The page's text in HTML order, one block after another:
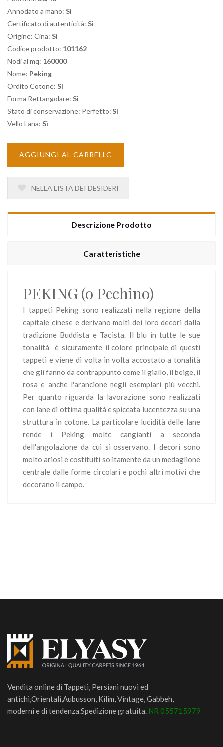
Annodato a mano: Sì
Certificato di autenticità: Sì
Origine: Cina: Sì
Codice prodotto: 101162
Nodi al mq: 160000
Nome: Peking
Ordito Cotone: Sì
Forma Rettangolare: Sì
Stato di conservazione: Perfetto: Sì
Vello Lana: Sì
AGGIUNGI AL CARRELLO
NELLA LISTA DEI DESIDERI
Descrizione Prodotto
Caratteristiche
PEKING (o Pechino)
I tappeti Peking sono realizzati nella regione della
capitale cinese e derivano molti dei loro decori dalla
tradizione Buddista e Taoista. Il blu in tutte le sue
tonalità è sicuramente il colore principale di questi
tappeti e viene di volta in volta accostato a tonalità
che gli fanno da contrappunto come il giallo, il beige, il
rosa e anche l'arancione negli esemplari più vecchi.
Per quanto riguarda la lavorazione sono realizzati
con lane di ottima qualità e spiccata lucentezza su una
struttura in cotone. La particolare lucidità delle lane
rende i Peking molto cangianti a seconda
dell'angolazione da cui si osservano. I decori sono
molto ariosi e costituiti solitamente da un medaglione
centrale dalle forme circolari e pochi altri motivi che
decorano il campo.
Vendita online di Tappeti, Persiani nuovi ed
antichi,Orientali,Aubusson, Kilim, Vintage, Gabbeh,
moderni e di tendenza.Spedizione gratuita. NR 055715979